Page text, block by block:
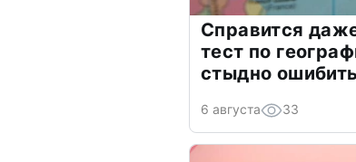
Справится
тест по
стыдно
6 августа 33